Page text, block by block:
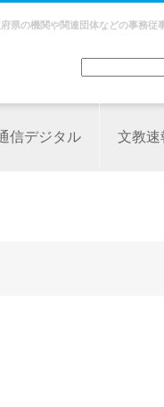
県の機関や関連団体などの事務従
信デジタル 文教速